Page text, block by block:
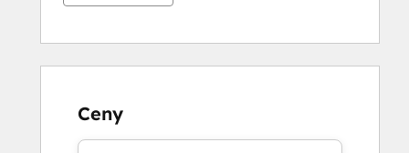
Ceny